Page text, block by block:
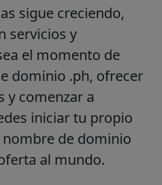
sigue creciendo,
servicios y
el momento de
dominio .ph, ofrecer
y comenzar a
iniciar tu propio
de dominio
al mundo.